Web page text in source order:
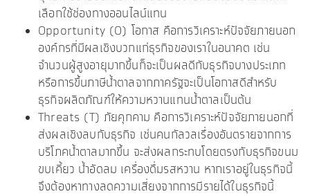
เลือกใช้ช่องทางออนไลน์แทน
Opportunity (O) โอกาส คือการวิเคราะห์ปัจจัยภายนอก
องค์กรที่มีผลเชิงบวกแก่ธุรกิจของเราในอนาคต เช่น
จำนวนผู้สูงอายุมากขึ้นก็จะเป็นผลดีกับธุรกิจบางประเภท
หรือการขึ้นภาษีน้ำตาลจากภาครัฐจะเป็นโอกาสดีสำหรับ
ธุรกิจผลิตภัณฑ์ให้ความหวานแทนน้ำตาลเป็นต้น
Threats (T) ภัยคุกคาม คือการวิเคราะห์ปัจจัยภายนอกที่
ส่งผลเชิงลบกับธุรกิจ เช่นคนกัลวลเรื่องอันตรายจากการ
บริโภคน้ำตาลมากขึ้น จะส่งผลกระทบโดยตรงกับธุรกิจขนม
ขบเคี้ยว น้ำอัดลม เครื่องดื่มรสหวาน หากเราอยู่ในธุรกิจนี้
จึงต้องหาทางลดความเสี่ยงจากการมีรายได้ในธุรกิจนี้